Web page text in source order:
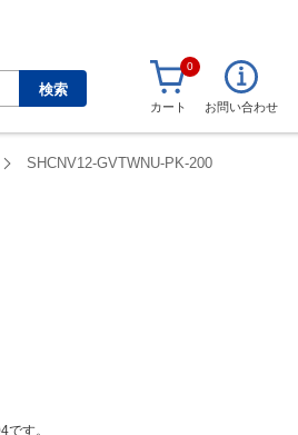
検索
0
カート お問い合わせ
SHCNV12-GVTWNU-PK-200
す。